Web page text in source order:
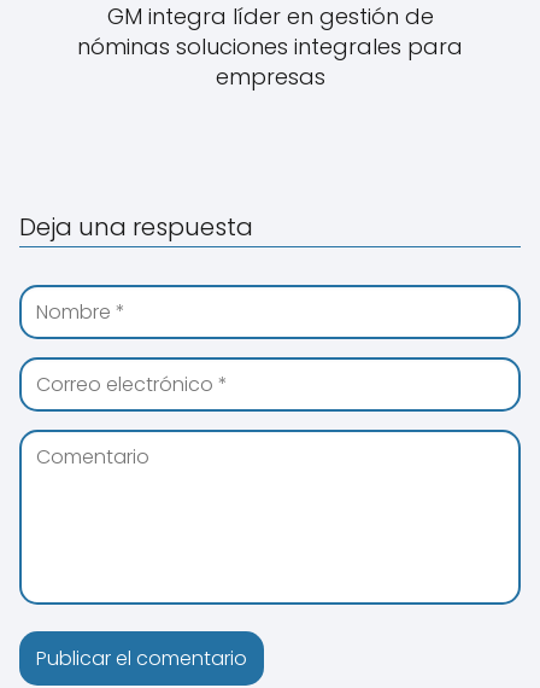
GM integra líder en gestión de
nóminas soluciones integrales para
empresas
Deja una respuesta